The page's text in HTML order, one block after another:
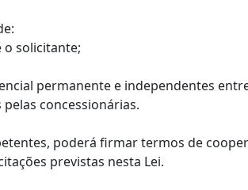
solicitante;
permanente e independentes
concessionárias.
poderá firmar termos de
previstas nesta Lei.